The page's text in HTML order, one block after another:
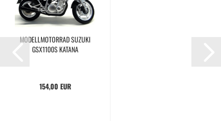
MODELLMOTORRAD SUZUKI
GSX1100S KATANA
154,00 EUR